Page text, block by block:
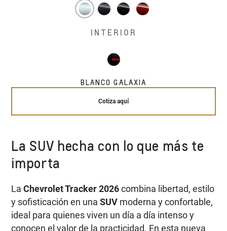
INTERIOR
BLANCO GALAXIA
Cotiza aquí
La SUV hecha con lo que más te
importa
LaChevrolet Tracker 2026combina libertad, estilo
y sofisticación en unaSUV moderna y confortable,
ideal para quienes viven un día a día intenso y
conocen el valor de la practicidad. En esta nueva